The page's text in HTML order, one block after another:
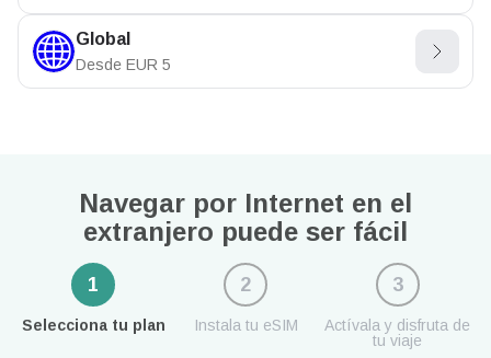
Global
Desde EUR 5
Navegar por Internet en el
extranjero puede ser fácil
1
Selecciona tu plan
2
Instala tu eSIM
3
Actívala y disfruta de
tu viaje